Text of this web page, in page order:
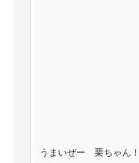
うまいぜー 栗ちゃん！